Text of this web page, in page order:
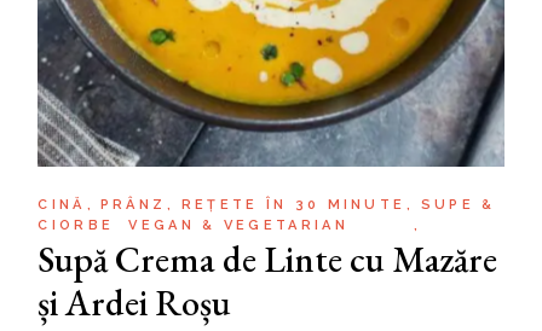
CINĂ PRÂNZ REȚETE ÎN 30 MINUTE
SUPE &
CIORBE
VEGAN & VEGETARIAN
Supă Crema de Linte cu Mazăre
și Ardei Roșu